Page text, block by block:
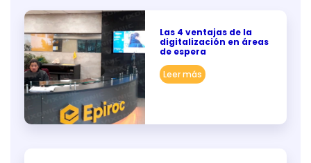
Las 4 ventajas de la
digitalización en áreas
de espera
Leer más